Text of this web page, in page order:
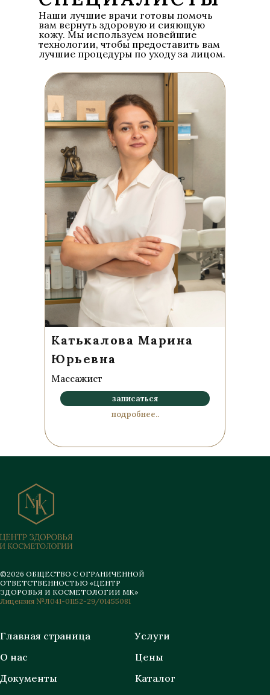
Наши лучшие врачи готовы помочь
вам вернуть здоровую и сияющую
кожу. Мы используем новейшие
технологии, чтобы предоставить вам
лучшие процедуры по уходу за лицом.
Катькалова Марина
Юрьевна
Массажист
записаться
подробнее..
©2026 ОБЩЕСТВО С ОГРАНИЧЕННОЙ
ОТВЕТСТВЕННОСТЬЮ «ЦЕНТР
ЗДОРОВЬЯ И КОСМЕТОЛОГИИ МК»
Лицензия №Л041-01152-29/01455081
Главная страница
О нас
Документы
Услуги
Цены
Каталог